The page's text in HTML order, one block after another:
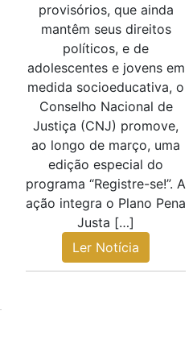
provisórios, que ainda
mantêm seus direitos
políticos, e de
adolescentes e jovens em
medida socioeducativa, o
Conselho Nacional de
Justiça (CNJ) promove,
ao longo de março, uma
edição especial do
programa “Registre-se!”. A
ação integra o Plano Pena
Justa […]
Ler Notícia